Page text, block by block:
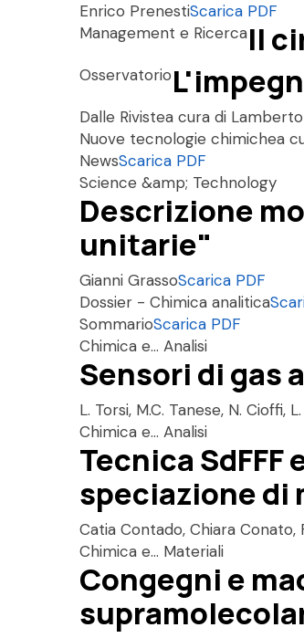
Enrico PrenestiScarica PDF
Management e RicercaIl
Osservatorio
Dalle Rivistea cura di
Nuove tecnologie chimichea
NewsScarica PDF
Science &amp; Technology
Descrizione
unitarie"
Gianni GrassoScarica PDF
Dossier - Chimica analitica
SommarioScarica PDF
Chimica e... Analisi
Sensori di gas
L. Torsi, M.C. Tanese, N. Cioffi,
Chimica e... Analisi
Tecnica
speciazione di
Catia Contado, Chiara Conato,
Chimica e... Materiali
Congegni e